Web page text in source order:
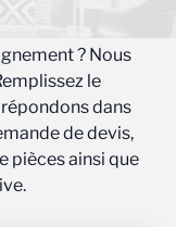
? Nous
le
dans
de devis,
pièces ainsi que